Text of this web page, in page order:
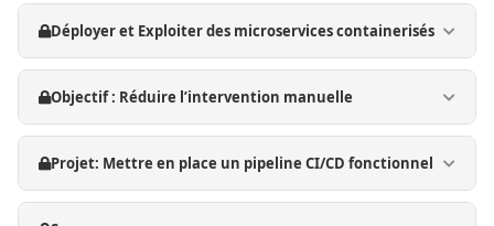
Déployer et Exploiter des microservices containerisés
Objectif : Réduire l’intervention manuelle
Projet: Mettre en place un pipeline CI/CD fonctionnel